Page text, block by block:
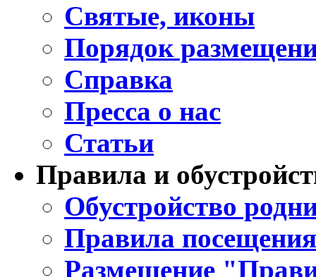
Святые, иконы
Порядок
Справка
Пресса о нас
Статьи
Правила и
Обустройство
Правила
Размещение